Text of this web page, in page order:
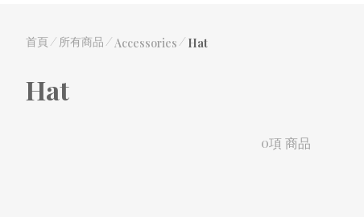
首頁/ 所有商品 /Accessories / Hat
Hat
0項 商品